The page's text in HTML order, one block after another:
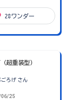
28 ワンダー
超重装型）
ごろげ さん
06/25